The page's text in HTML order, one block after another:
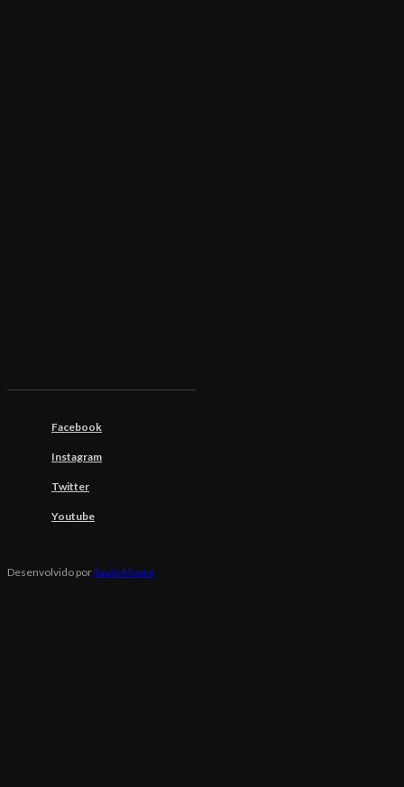
Facebook
Instagram
Twitter
Youtube
Desenvolvido porSaulo Moura